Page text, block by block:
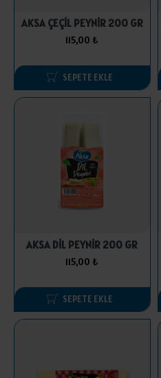
AKSA ÇEÇİL PEYNİR 200 GR
115,00 ₺
SEPETE EKLE
AKSA DİL PEYNİR 200 GR
115,00 ₺
SEPETE EKLE